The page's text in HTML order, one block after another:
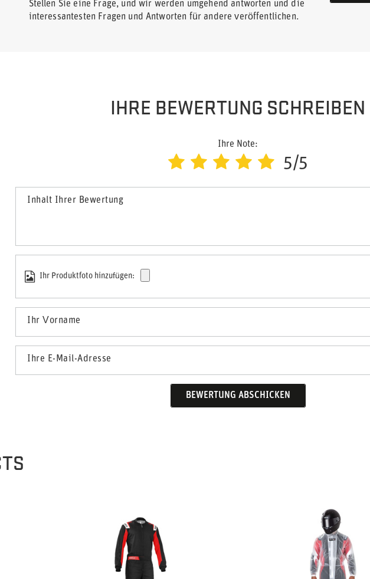
Stellen Sie eine Frage, und wir werden umgehend antworten und die
interessantesten Fragen und Antworten für andere veröffentlichen.
IHRE BEWERTUNG SCHREIBEN
Ihre Note:
5/5
Inhalt Ihrer Bewertung
Ihr Produktfoto hinzufügen:
Ihr Vorname
Ihre E-Mail-Adresse
BEWERTUNG ABSCHICKEN